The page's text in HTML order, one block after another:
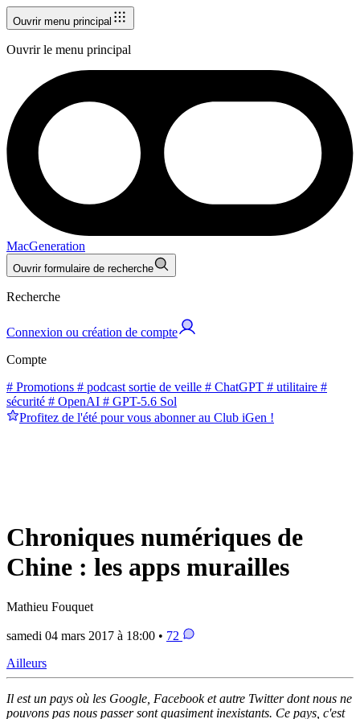
Ouvrir menu principal
Ouvrir le menu principal
MacGeneration
Ouvrir formulaire de recherche
Recherche
Connexion ou création de compte
Compte
# Promotions # podcast sortie de veille # ChatGPT # utilitaire #
sécurité # OpenAI # GPT-5.6 Sol
Profitez de l'été pour vous abonner au Club iGen !
Chroniques numériques de
Chine : les apps murailles
Mathieu Fouquet
samedi 04 mars 2017 à 18:00 • 72
Ailleurs
Il est un pays où les Google, Facebook et autre Twitter dont nous ne
pouvons pas nous passer sont quasiment inexistants. Ce pays, c'est